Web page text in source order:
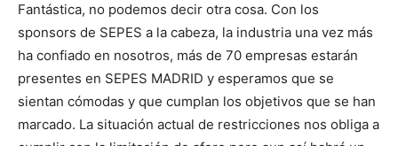
Fantástica, no podemos decir otra cosa. Con los
sponsors de SEPES a la cabeza, la industria una vez más
ha confiado en nosotros, más de 70 empresas estarán
presentes en SEPES MADRID y esperamos que se
sientan cómodas y que cumplan los objetivos que se han
marcado. La situación actual de restricciones nos obliga a